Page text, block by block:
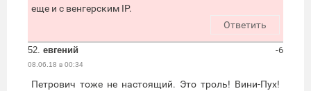
еще и с венгерским IP.
Ответить
52. евгений
08.06.18 в 00:34
-6
Петрович тоже не настоящий. Это троль! Вини-Пух!